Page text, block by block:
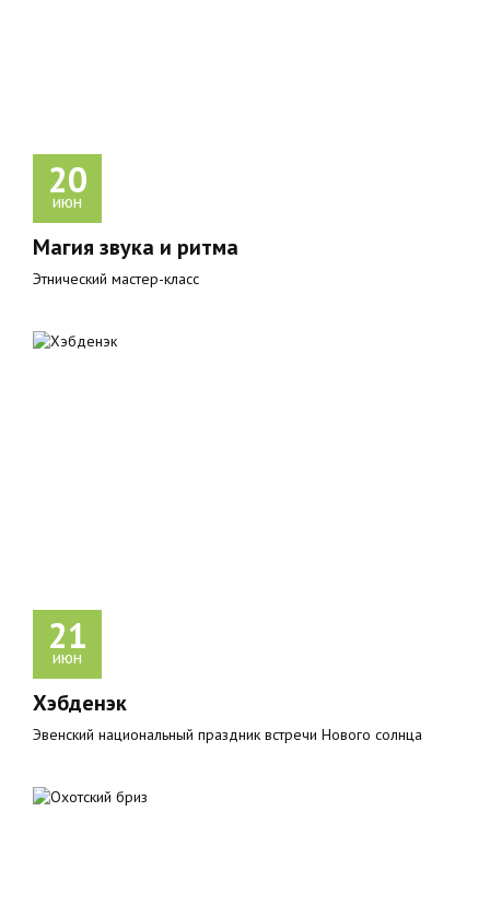
20
июн
Магия звука и ритма
Этнический мастер-класс
21
июн
Хэбденэк
Эвенский национальный праздник встречи Нового солнца